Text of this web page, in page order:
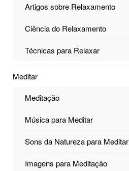
Artigos sobre Relaxamento
Ciência do Relaxamento
Técnicas para Relaxar
Meditar
Meditação
Música para Meditar
Sons da Natureza para Meditar
Imagens para Meditação